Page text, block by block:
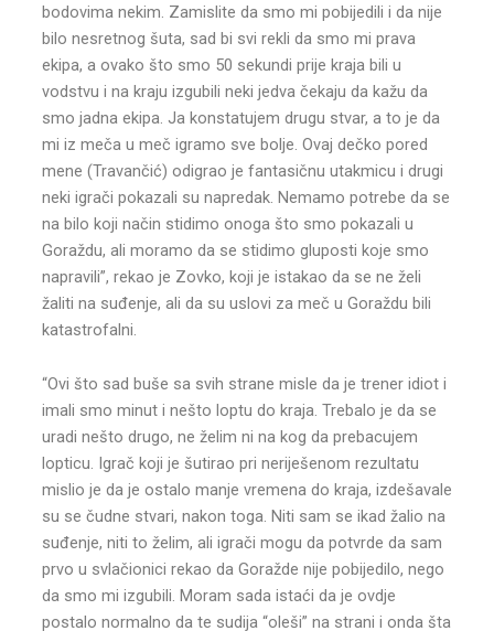
bodovima nekim. Zamislite da smo mi pobijedili i da nije
bilo nesretnog šuta, sad bi svi rekli da smo mi prava
ekipa, a ovako što smo 50 sekundi prije kraja bili u
vodstvu i na kraju izgubili neki jedva čekaju da kažu da
smo jadna ekipa. Ja konstatujem drugu stvar, a to je da
mi iz meča u meč igramo sve bolje. Ovaj dečko pored
mene (Travančić) odigrao je fantasičnu utakmicu i drugi
neki igrači pokazali su napredak. Nemamo potrebe da se
na bilo koji način stidimo onoga što smo pokazali u
Goraždu, ali moramo da se stidimo gluposti koje smo
napravili”, rekao je Zovko, koji je istakao da se ne želi
žaliti na suđenje, ali da su uslovi za meč u Goraždu bili
katastrofalni.
“Ovi što sad buše sa svih strane misle da je trener idiot i
imali smo minut i nešto loptu do kraja. Trebalo je da se
uradi nešto drugo, ne želim ni na kog da prebacujem
lopticu. Igrač koji je šutirao pri neriješenom rezultatu
mislio je da je ostalo manje vremena do kraja, izdešavale
su se čudne stvari, nakon toga. Niti sam se ikad žalio na
suđenje, niti to želim, ali igrači mogu da potvrde da sam
prvo u svlačionici rekao da Goražde nije pobijedilo, nego
da smo mi izgubili. Moram sada istaći da je ovdje
postalo normalno da te sudija “oleši” na strani i onda šta